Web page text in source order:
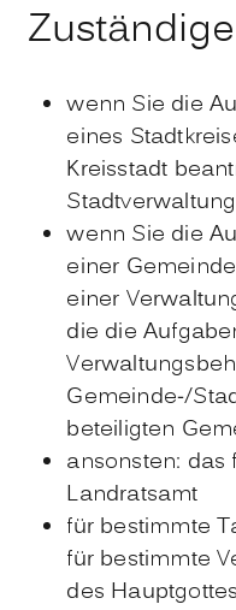
wenn Sie die
eines
Kreisstadt
Stadtverwaltung
wenn Sie die
einer
einer
die die
Gemeinde-/
beteiligten
ansonsten: das
Landratsamt
für bestimmte
für bestimmte
des